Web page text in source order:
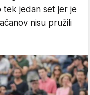
tek jedan set jer je
nisu pružili